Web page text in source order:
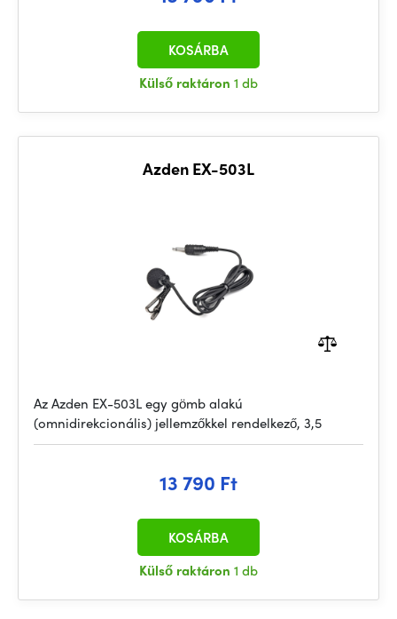
Külső raktáron 1 db
KOSÁRBA
Azden EX-503L
Az Azden EX-503L egy gömb alakú
(omnidirekcionális) jellemzőkkel rendelkező, 3,5
13 790 Ft
Külső raktáron 1 db
KOSÁRBA